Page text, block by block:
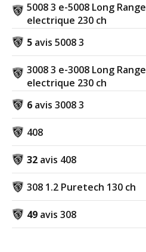
5008 3 e-5008 Long Range
electrique 230 ch
5 avis 5008 3
3008 3 e-3008 Long Range
electrique 230 ch
6 avis 3008 3
408
32 avis 408
308 1.2 Puretech 130 ch
49 avis 308